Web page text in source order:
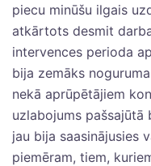
piecu minūšu ilgais
atkārtots desmit
intervences perioda
bija zemāks
nekā aprūpētājiem
uzlabojums pašsajūtā
jau bija saasinājusies
piemēram, tiem,